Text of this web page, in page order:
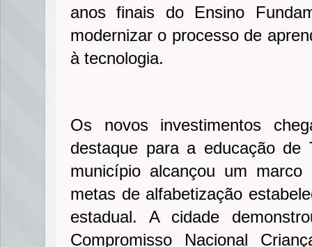
anos finais do Ensino
modernizar o processo de
à tecnologia.
Os novos investimentos
destaque para a educação de
município alcançou um
metas de alfabetização
estadual. A cidade
Compromisso Nacional